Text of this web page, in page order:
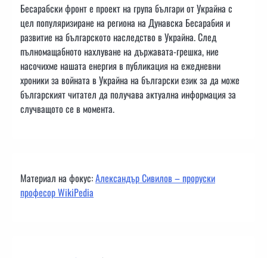
Бесарабски фронт е проект на група българи от Украйна с
цел популяризиране на региона на Дунавска Бесарабия и
развитие на българското наследство в Украйна. След
пълномащабното нахлуване на държавата-грешка, ние
насочихме нашата енергия в публикация на ежедневни
хроники за войната в Украйна на български език за да може
българският читател да получава актуална информация за
случващото се в момента.
Материал на фокус:Александър Сивилов – проруски
професор WikiPedia